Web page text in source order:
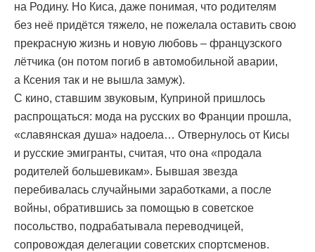
на Родину. Но Киса, даже понимая, что родителям
без неё придётся тяжело, не пожелала оставить свою
прекрасную жизнь и новую любовь – французского
лётчика (он потом погиб в автомобильной аварии,
а Ксения так и не вышла замуж).
С кино, ставшим звуковым, Куприной пришлось
распрощаться: мода на русских во Франции прошла,
«славянская душа» надоела… Отвернулось от Кисы
и русские эмигранты, считая, что она «продала
родителей большевикам». Бывшая звезда
перебивалась случайными заработками, а после
войны, обратившись за помощью в советское
посольство, подрабатывала переводчицей,
сопровождая делегации советских спортсменов.